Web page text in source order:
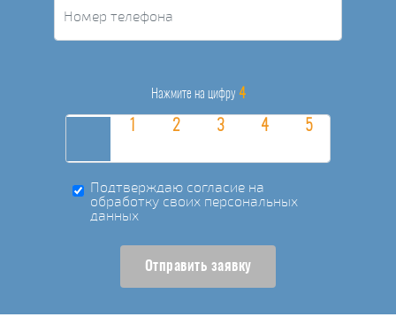
Нажмите на цифру 4
Подтверждаю согласие на
обработку своих персональных
данных
Отправить заявку